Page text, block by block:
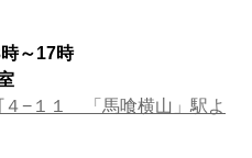
～17時
４−１１ 「馬喰横山」駅よ